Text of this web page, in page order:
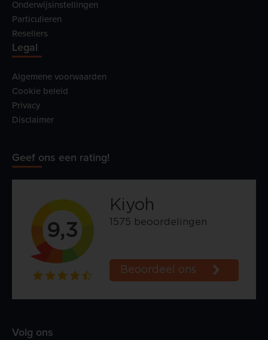
Onderwijsinstellingen
Particulieren
Resellers
Legal
Algemene voorwaarden
Cookie beleid
Privacy
Disclaimer
Geef ons een rating!
Volg ons